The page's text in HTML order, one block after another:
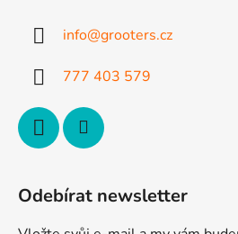
info@grooters.cz
777 403 579
Odebírat newsletter